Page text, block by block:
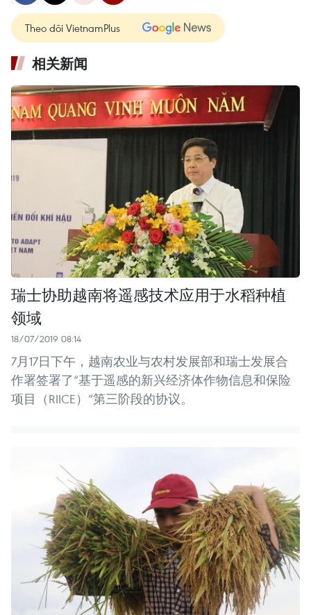
Theo dõi VietnamPlus
相关新闻
瑞士协助越南将遥感技术应用于水稻种植
领域
18/07/2019 08:14
7月17日下午，越南农业与农村发展部和瑞士发展合
作署签署了“基于遥感的新兴经济体作物信息和保险
项目（RIICE）”第三阶段的协议。